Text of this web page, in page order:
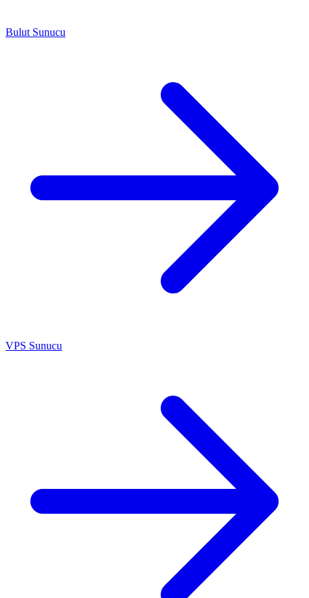
Bulut Sunucu
VPS Sunucu